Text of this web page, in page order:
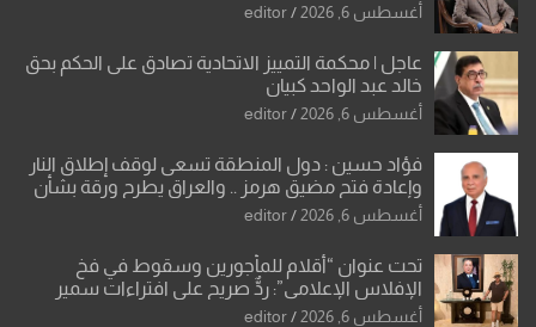
أغسطس 6, 2026 editor
عاجل | محكمة التمييز الاتحادية تصادق على الحكم بحق
خالد عبد الواحد كبيان
أغسطس 6, 2026 editor
فؤاد حسين : دول المنطقة تسعى لوقف إطلاق النار
وإعادة فتح مضيق هرمز .. والعراق يطرح ورقة بشأن
تحولات القدس
أغسطس 6, 2026 editor
تحت عنوان “أقلام للمأجورين وسقوط في فخ
الإفلاس الإعلامي”: ردٌّ صريح على افتراءات سمير
الشكرجي
أغسطس 6, 2026 editor